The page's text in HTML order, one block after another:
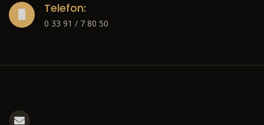
Telefon:
0 33 91 / 7 80 50